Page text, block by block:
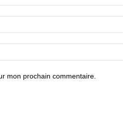
mon prochain commentaire.